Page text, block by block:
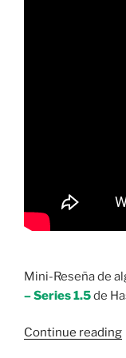
Mini-Reseña de
– Series 1.5de
Continue reading